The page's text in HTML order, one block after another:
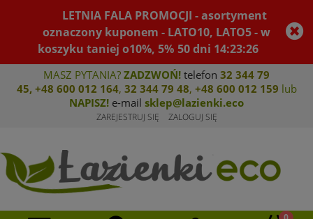
LETNIA FALA PROMOCJI - asortyment
oznaczony kuponem - LATO10, LATO5 - w
koszyku taniej o10%, 5% 50dni 14:23:26
MASZ PYTANIA? ZADZWOŃ! telefon 32 344 79
45, +48 600 012 164, 32 344 79 48, +48 600 012 159 lub
NAPISZ! e-mail sklep@lazienki.eco
ZAREJESTRUJ SIĘ ZALOGUJ SIĘ